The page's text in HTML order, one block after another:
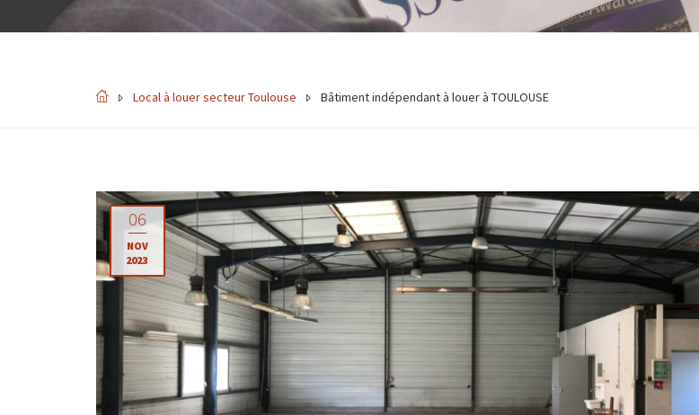
Local à louer secteur Toulouse Bâtiment indépendant à louer à TOULOUSE
06
NOV
2023